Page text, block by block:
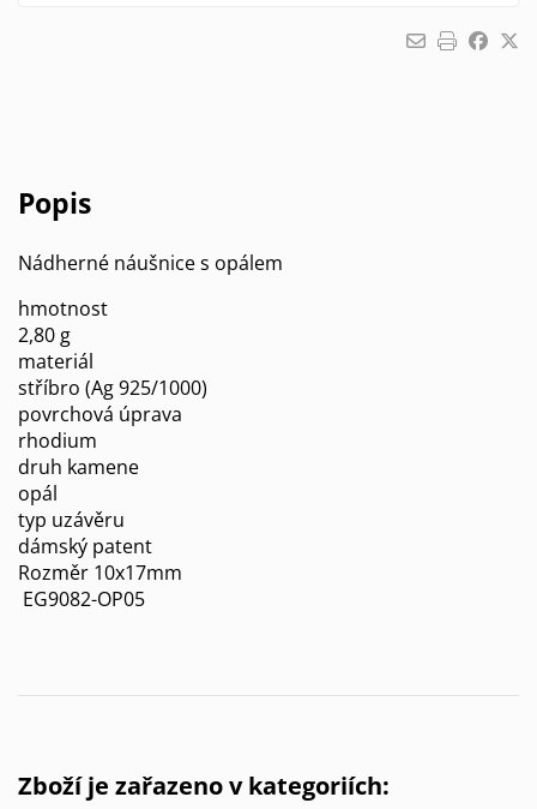
Popis
Nádherné náušnice s opálem
hmotnost
2,80 g
materiál
stříbro (Ag 925/1000)
povrchová úprava
rhodium
druh kamene
opál
typ uzávěru
dámský patent
Rozměr 10x17mm
EG9082-OP05
Zboží je zařazeno v kategoriích: